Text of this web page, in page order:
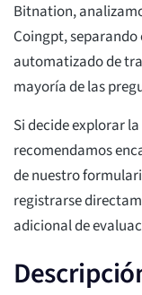
Bitnation,
Coingpt, separando
automatizado de
mayoría de las
Si decide explorar
recomendamos
de nuestro
registrarse
adicional de